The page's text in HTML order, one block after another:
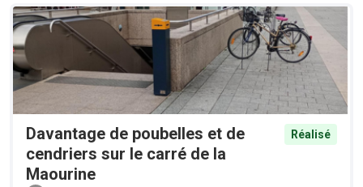
Davantage de poubelles et de
cendriers sur le carré de la
Maourine
Réalisé